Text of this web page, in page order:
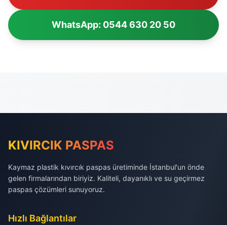
WhatsApp: 0544 630 20 50
KIVIRCIK PASPAS
Kaymaz plastik kıvırcık paspas üretiminde İstanbul'un önde
gelen firmalarından biriyiz. Kaliteli, dayanıklı ve su geçirmez
paspas çözümleri sunuyoruz.
Hızlı Bağlantılar